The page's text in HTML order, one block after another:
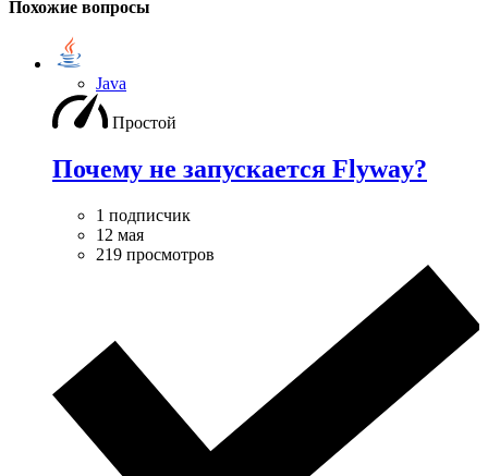
Похожие вопросы
Java
Простой
Почему не запускается Flyway?
1 подписчик
12 мая
219 просмотров